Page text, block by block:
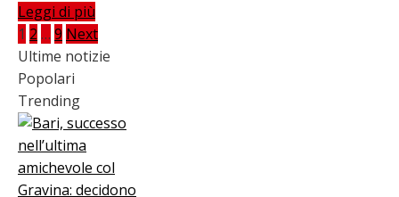
Leggi di più
Paginazione
degli
articoli
1 2 … 9 Next
Ultime notizie
Popolari
Trending